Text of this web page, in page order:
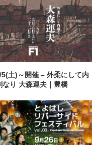
5(土)～開催 – 外柔にして内
なり 大森運夫｜豊橋